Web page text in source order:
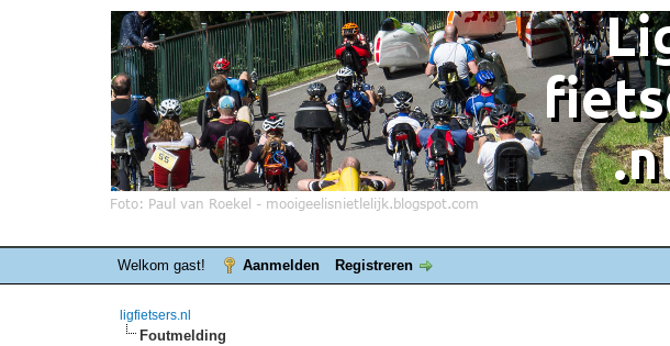
Welkom gast! Aanmelden Registreren
ligfietsers.nl
Foutmelding